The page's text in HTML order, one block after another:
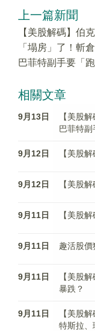
上一篇新聞
【美股解碼】伯
「塌房」了！斬
巴菲特副手要「
相關文章
9月13日
【美股
巴菲特副
9月12日 【美股
9月12日 【美股
9月11日 【美股
9月11日 趣活股
9月11日
【美股
暴跌？
9月11日
【美股
特斯拉、